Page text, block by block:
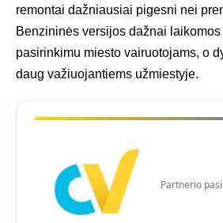
remontai dažniausiai pigesni nei
Benzininės versijos dažnai
pasirinkimu miesto vairuotojams, o
daug važiuojantiems užmiestyje.
Partnerio